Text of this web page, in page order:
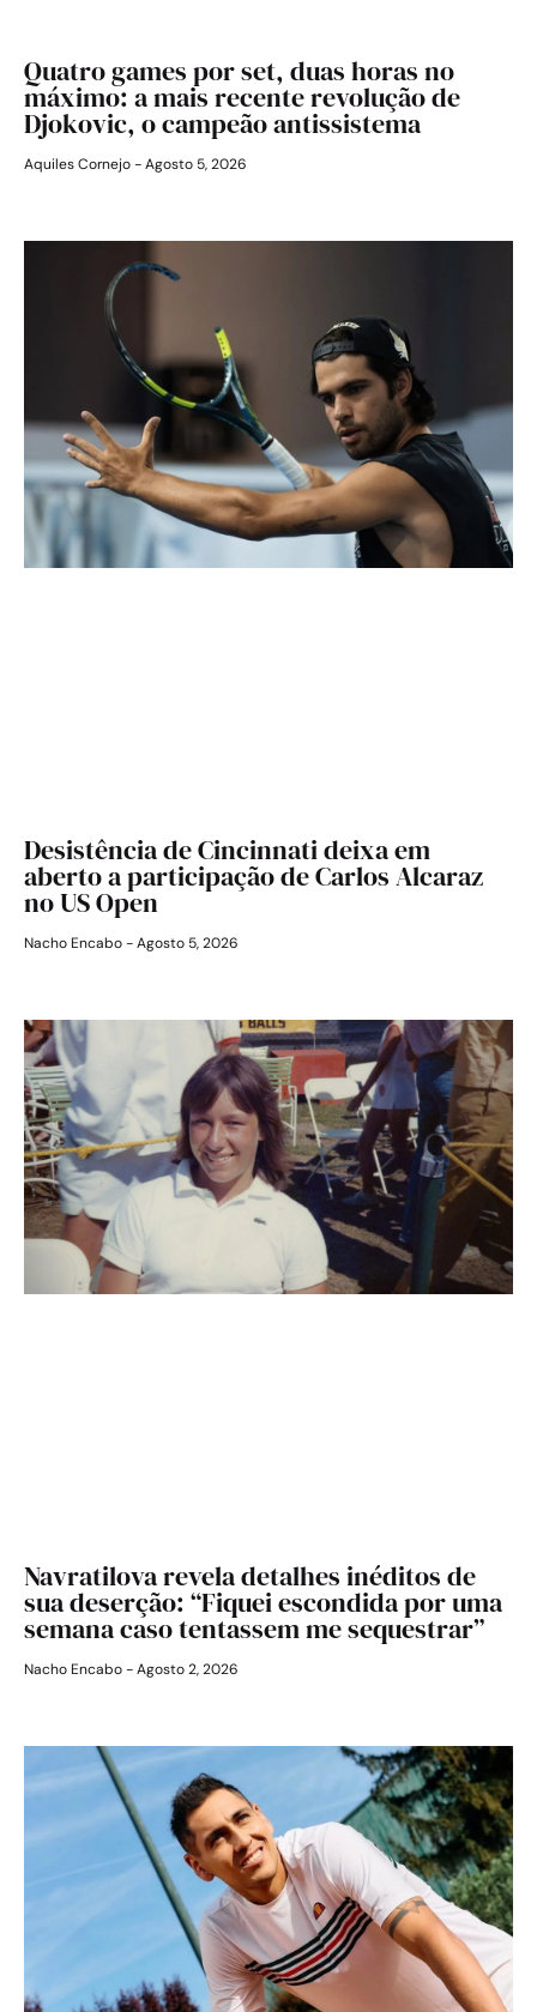
Quatro games por set, duas horas no
máximo: a mais recente revolução de
Djokovic, o campeão antissistema
Aquiles Cornejo Agosto 5, 2026
Desistência de Cincinnati deixa em
aberto a participação de Carlos Alcaraz
no US Open
Nacho Encabo Agosto 5, 2026
Navratilova revela detalhes inéditos de
sua deserção: “Fiquei escondida por uma
semana caso tentassem me sequestrar”
Nacho Encabo Agosto 2, 2026